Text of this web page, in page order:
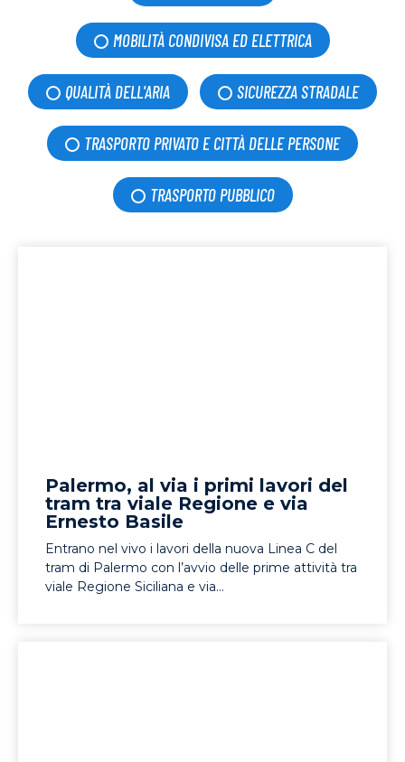
MOBILITÀ CONDIVISA ED ELETTRICA
QUALITÀ DELL'ARIA SICUREZZA STRADALE
TRASPORTO PRIVATO E CITTÀ DELLE PERSONE
TRASPORTO PUBBLICO
Palermo, al via i primi lavori del
tram tra viale Regione e via
Ernesto Basile
Entrano nel vivo i lavori della nuova Linea C del
tram di Palermo con l’avvio delle prime attività tra
viale Regione Siciliana e via...